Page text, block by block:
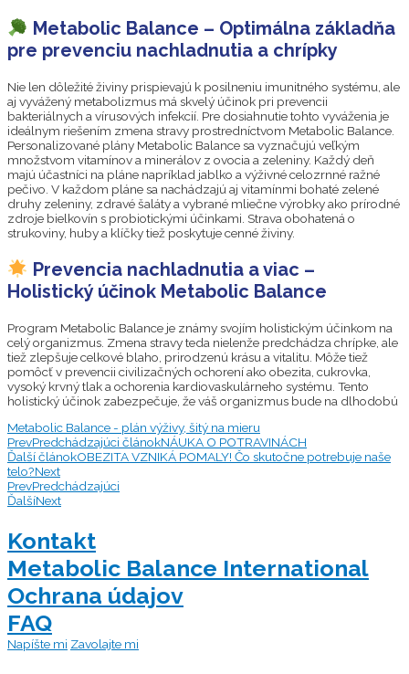
Metabolic Balance – Optimálna základňa
pre prevenciu nachladnutia a chrípky
Nie len dôležité živiny prispievajú k posilneniu imunitného systému, ale
aj vyvážený metabolizmus má skvelý účinok pri prevencii
bakteriálnych a vírusových infekcií. Pre dosiahnutie tohto vyváženia je
ideálnym riešením zmena stravy prostredníctvom Metabolic Balance.
Personalizované plány Metabolic Balance sa vyznačujú veľkým
množstvom vitamínov a minerálov z ovocia a zeleniny. Každý deň
majú účastníci na pláne napríklad jablko a výživné celozrnné ražné
pečivo. V každom pláne sa nachádzajú aj vitamínmi bohaté zelené
druhy zeleniny, zdravé šaláty a vybrané mliečne výrobky ako prírodné
zdroje bielkovín s probiotickými účinkami. Strava obohatená o
strukoviny, huby a klíčky tiež poskytuje cenné živiny.
Prevencia nachladnutia a viac –
Holistický účinok Metabolic Balance
Program Metabolic Balance je známy svojím holistickým účinkom na
celý organizmus. Zmena stravy teda nielenže predchádza chrípke, ale
tiež zlepšuje celkové blaho, prirodzenú krásu a vitalitu. Môže tiež
pomôcť v prevencii civilizačných ochorení ako obezita, cukrovka,
vysoký krvný tlak a ochorenia kardiovaskulárneho systému. Tento
holistický účinok zabezpečuje, že váš organizmus bude na dlhodobú
Metabolic Balance - plán výživy, šitý na mieru
PrevPredchádzajúci článokNÁUKA O POTRAVINÁCH
Ďalší článokOBEZITA VZNIKÁ POMALY! Čo skutočne potrebuje naše
telo?Next
PrevPredchádzajúci
ĎalšíNext
Kontakt
Metabolic Balance International
Ochrana údajov
FAQ
Scroll
Napíšte mi Zavolajte mi